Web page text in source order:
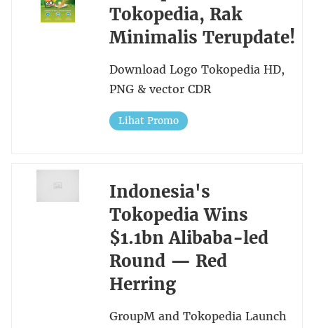
Tokopedia, Rak
Minimalis Terupdate!
Download Logo Tokopedia HD,
PNG & vector CDR
Lihat Promo
Indonesia's
Tokopedia Wins
$1.1bn Alibaba-led
Round — Red
Herring
GroupM and Tokopedia Launch